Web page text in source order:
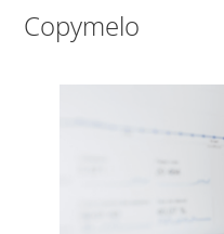
Saltar
Saltar
contenido
Saltar
Copymelo